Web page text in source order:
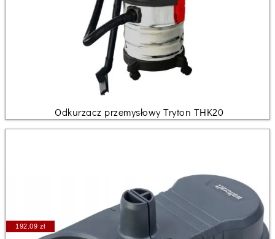
Odkurzacz przemysłowy Tryton THK20
192.09 zł